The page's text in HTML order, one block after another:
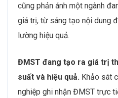
cũng phản ánh một ngành
giá trị, từ sáng tạo nội dung
lường hiệu quả.
ĐMST đang tạo ra giá trị
suất và hiệu quả. Khảo sát
nghiệp ghi nhận ĐMST trực